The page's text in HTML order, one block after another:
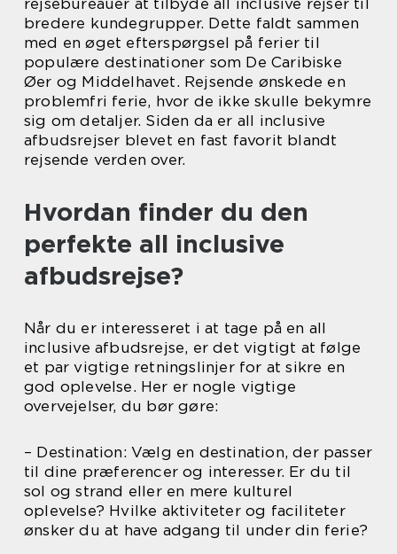
rejsebureauer at tilbyde all inclusive rejser til
bredere kundegrupper. Dette faldt sammen
med en øget efterspørgsel på ferier til
populære destinationer som De Caribiske
Øer og Middelhavet. Rejsende ønskede en
problemfri ferie, hvor de ikke skulle bekymre
sig om detaljer. Siden da er all inclusive
afbudsrejser blevet en fast favorit blandt
rejsende verden over.
Hvordan finder du den
perfekte all inclusive
afbudsrejse?
Når du er interesseret i at tage på en all
inclusive afbudsrejse, er det vigtigt at følge
et par vigtige retningslinjer for at sikre en
god oplevelse. Her er nogle vigtige
overvejelser, du bør gøre:
– Destination: Vælg en destination, der passer
til dine præferencer og interesser. Er du til
sol og strand eller en mere kulturel
oplevelse? Hvilke aktiviteter og faciliteter
ønsker du at have adgang til under din ferie?